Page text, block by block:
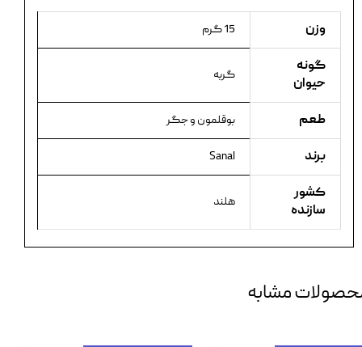
وزن 15 گرم
گونه
حیوان
گربه
طعم بوقلمون و جگر
برند Sanal
کشور
سازنده
هلند
مشابه